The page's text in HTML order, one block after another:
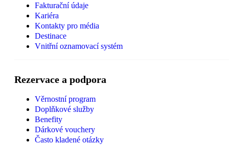
Fakturační údaje
Kariéra
Kontakty pro média
Destinace
Vnitřní oznamovací systém
Rezervace a podpora
Věrnostní program
Doplňkové služby
Benefity
Dárkové vouchery
Často kladené otázky